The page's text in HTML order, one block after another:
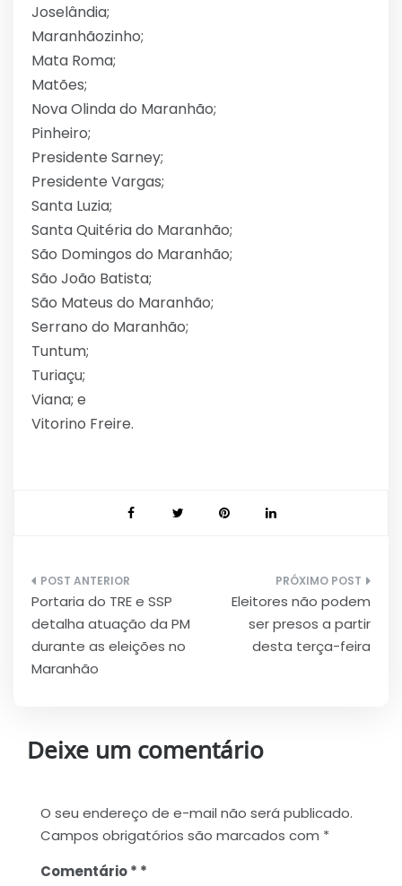
Joselândia;
Maranhãozinho;
Mata Roma;
Matões;
Nova Olinda do Maranhão;
Pinheiro;
Presidente Sarney;
Presidente Vargas;
Santa Luzia;
Santa Quitéria do Maranhão;
São Domingos do Maranhão;
São João Batista;
São Mateus do Maranhão;
Serrano do Maranhão;
Tuntum;
Turiaçu;
Viana; e
Vitorino Freire.
Navegação
de
Post
Portaria do TRE e SSP
detalha atuação da PM
durante as eleições no
Maranhão
Eleitores não podem
ser presos a partir
desta terça-feira
Deixe um comentário
O seu endereço de e-mail não será publicado.
Campos obrigatórios são marcados com *
Comentário*